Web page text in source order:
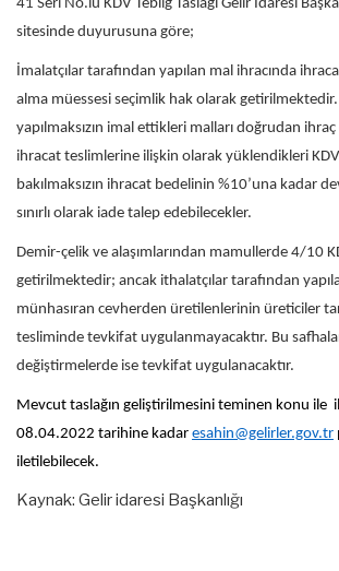
41 Seri No.lu KDV Tebliğ Taslağı Gelir İdaresi
sitesinde duyurusuna göre;
İmalatçılar tarafından yapılan mal ihracında
alma müessesi seçimlik hak olarak getirilmektedir.
yapılmaksızın imal ettikleri malları doğrudan
ihracat teslimlerine ilişkin olarak yüklendikleri
bakılmaksızın ihracat bedelinin %10’una kadar
sınırlı olarak iade talep edebilecekler.
Demir-çelik ve alaşımlarından mamullerde 4/10
getirilmektedir; ancak ithalatçılar tarafından
münhasıran cevherden üretilenlerinin üreticiler
tesliminde tevkifat uygulanmayacaktır. Bu
değiştirmelerde ise tevkifat uygulanacaktır.
Mevcut taslağın geliştirilmesini teminen konu ile
08.04.2022 tarihine kadar esahin@gelirler.gov.tr
iletilebilecek.
Kaynak: Gelir idaresi Başkanlığı